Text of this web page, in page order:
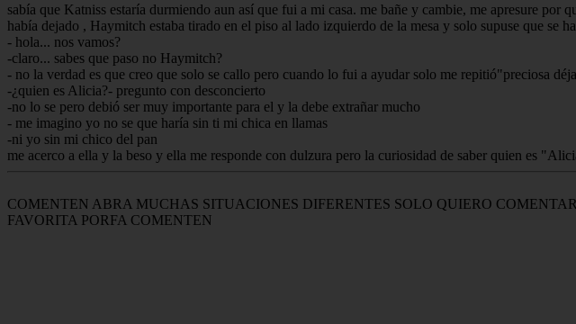
sabía que Katniss estaría durmiendo aun así que fui a mi casa. me bañe y cambie, me apresure
había dejado , Haymitch estaba tirado en el piso al lado izquierdo de la mesa y solo supuse que se
- hola... nos vamos?
-claro... sabes que paso no Haymitch?
- no la verdad es que creo que solo se callo pero cuando lo fui a ayudar solo me repitió"preciosa
-¿quien es Alicia?- pregunto con desconcierto
-no lo se pero debió ser muy importante para el y la debe extrañar mucho
- me imagino yo no se que haría sin ti mi chica en llamas
-ni yo sin mi chico del pan
me acerco a ella y la beso y ella me responde con dulzura pero la curiosidad de saber quien es
COMENTEN ABRA MUCHAS SITUACIONES DIFERENTES SOLO QUIERO
FAVORITA PORFA COMENTEN